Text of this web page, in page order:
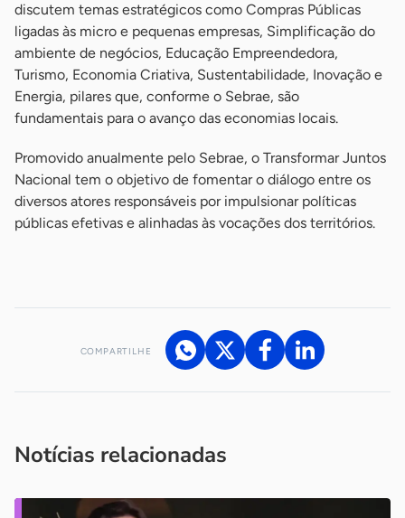
discutem temas estratégicos como Compras Públicas
ligadas às micro e pequenas empresas, Simplificação do
ambiente de negócios, Educação Empreendedora,
Turismo, Economia Criativa, Sustentabilidade, Inovação e
Energia, pilares que, conforme o Sebrae, são
fundamentais para o avanço das economias locais.
Promovido anualmente pelo Sebrae, o Transformar Juntos
Nacional tem o objetivo de fomentar o diálogo entre os
diversos atores responsáveis por impulsionar políticas
públicas efetivas e alinhadas às vocações dos territórios.
COMPARTILHE
Notícias relacionadas